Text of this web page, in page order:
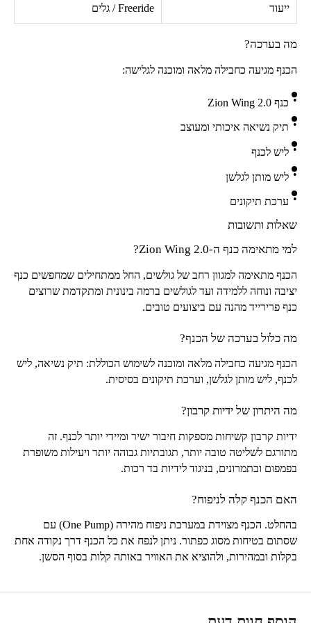
ייעוד Freeride/ גלים
מה בערכה?
הכנף מגיעה כחבילה מלאה ומוכנה לגלישה:
כנף Zion Wing 2.0
תיק נשיאה איכותי ומעוצב
ליש לכנף
ליש מותן לגלשן
ערכת תיקונים
שאלות ותשובות
למי מתאימה כנף ה-Zion Wing 2.0
?
הכנף מתאימה למגוון רחב של גולשים, החל ממתחילים שמחפשים כנף
יציבה ונוחה ללמידה ועד לגולשים ברמה בינונית ומתקדמת שרוצים
כנף פרירייד מהנה עם ביצועים טובים.
מה כלול בערכה של הכנף?
הכנף מגיעה כחבילה מלאה ומוכנה לשימוש הכוללת: תיק נשיאה, ליש
לכנף, ליש מותן לגלשן, וערכת תיקונים בסיסית.
מה היתרון של ידיות קרבון?
ידיות קרבון קשיחות מספקות חיבור ישיר ומיידי יותר לכנף. זה
מתורגם לשליטה טובה יותר, תגובתיות גבוהה יותר ויעילות משופרת
בפמפום ובתמרונים, בניגוד לידיות בד רכות.
האם הכנף קלה לניפוח?
בהחלט. הכנף מצוידת במערכת ניפוח מהירה (One Pump) עם
שסתום בטיחות מסוג כפתור. ניתן לנפח את כל הכנף דרך נקודה אחת
בקלות ובמהירות, ולהוציא את האוויר באותה קלות בסוף הסשן.